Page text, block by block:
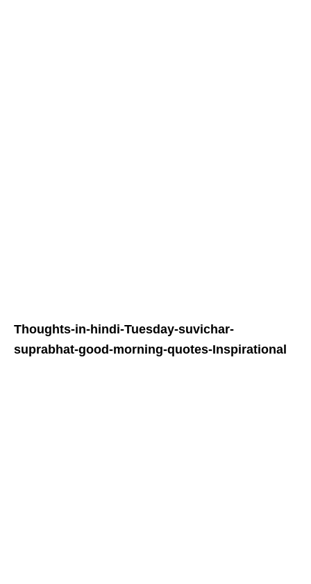
Thoughts-in-hindi-Tuesday-suvichar-
suprabhat-good-morning-quotes-Inspirational